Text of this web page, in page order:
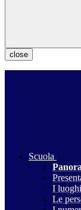
close
Scuola
I luoghi
Le